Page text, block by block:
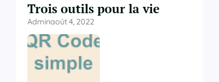
Trois outils pour la vie
Adminaoût 4, 2022